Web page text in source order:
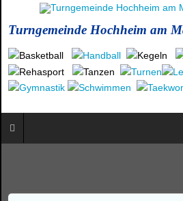
Turngemeinde Hochheim am